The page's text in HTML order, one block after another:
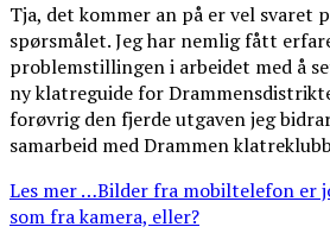
Tja, det kommer an på er vel svaret
spørsmålet. Jeg har nemlig fått
problemstillingen i arbeidet med å
ny klatreguide for
forøvrig den fjerde utgaven jeg
samarbeid med Drammen
Les mer …Bilder fra mobiltelefon er
som fra kamera, eller?